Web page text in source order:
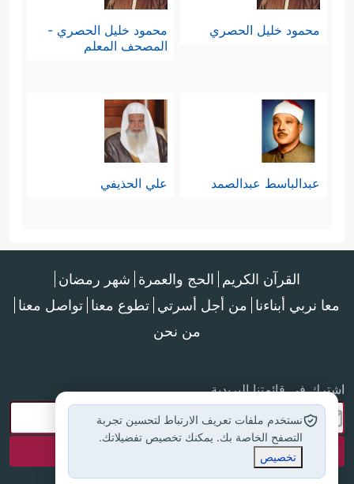
محمود خليل الحصري
محمود خليل الحصري -
المصحف المعلم
عبدالباسط عبدالصمد علي الحذيفي
القرآن الكريم الحج والعمرة شهر رمضان
معا نربي أبناءنا من أجل أسرتي تطوع معنا تواصل معنا
من نحن
اشترك في قائمتنا البريدية
نستخدم ملفات تعريف الارتباط لتحسين تجربة
التصفح الخاصة بك. يمكنك تخصيص تفضيلاتك.
تخصيص